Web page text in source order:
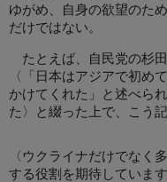
ゆがめ、自身の欲望のた
だけではない。
たとえば、自民党の杉田
〈「日本はアジアで初め
かけてくれた」と述べら
た〉と綴った上で、こう記
〈ウクライナだけでなく
する役割を期待していま